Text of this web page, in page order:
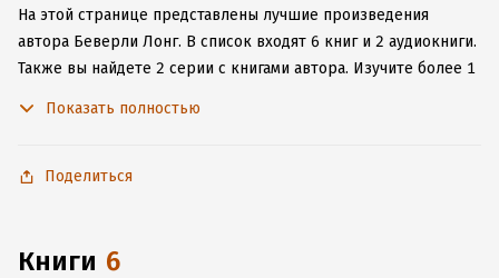
На этой странице представлены лучшие произведения
автора Беверли Лонг. В список входят 6 книг и 2 аудиокниги.
Также вы найдете 2 серии с книгами автора. Изучите более 1
не расставаться с любимыми произведениями даже без
Показать полностью
Поделиться
книги 6